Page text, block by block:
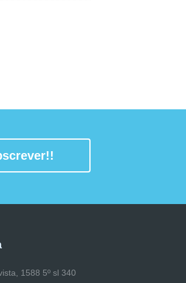
1588 5º sl 340